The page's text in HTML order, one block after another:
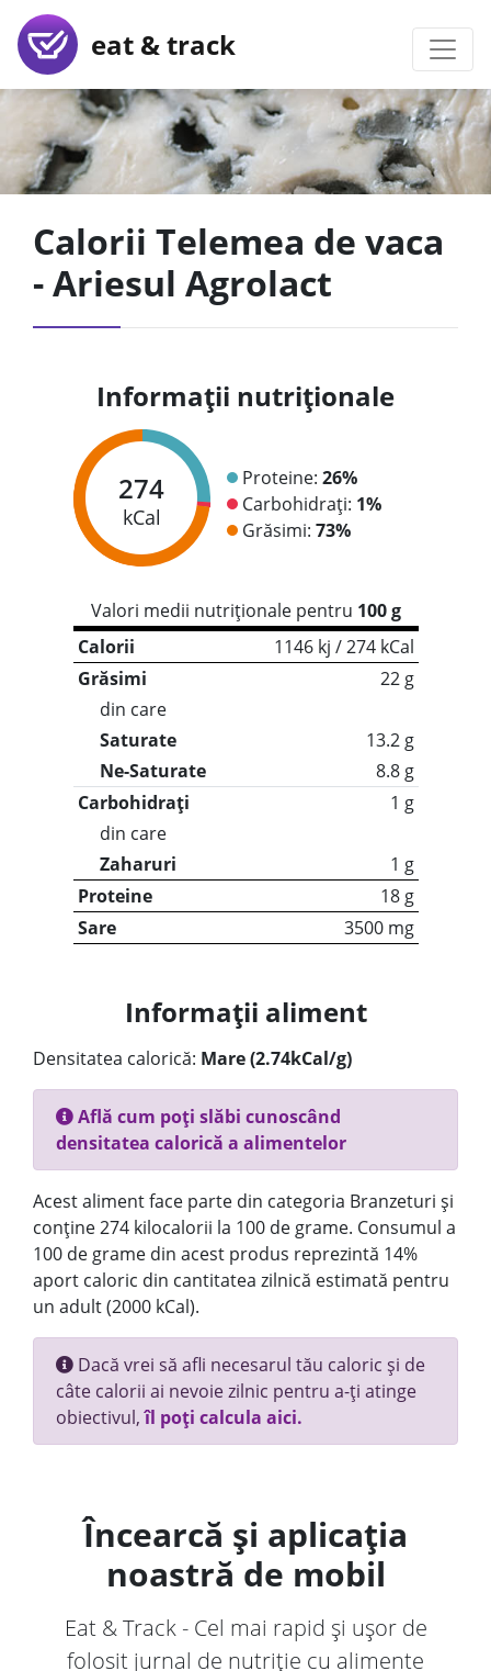
eat & track
Calorii Telemea de vaca
- Ariesul Agrolact
Informații nutriționale
274
kCal
Proteine: 26%
Carbohidrați: 1%
Grăsimi: 73%
Valori medii nutriționale pentru 100 g
Calorii
1146 kj / 274 kCal
Grăsimi
22 g
din care
Saturate
13.2 g
Ne-Saturate
8.8 g
Carbohidrați
1 g
din care
Zaharuri
1 g
Proteine
18 g
Sare
3500 mg
Informații aliment
Densitatea calorică: Mare (2.74kCal/g)
Află cum poți slăbi cunoscând
densitatea calorică a alimentelor
Acest aliment face parte din categoria Branzeturi și
conține 274 kilocalorii la 100 de grame. Consumul a
100 de grame din acest produs reprezintă 14%
aport caloric din cantitatea zilnică estimată pentru
un adult (2000 kCal).
Dacă vrei să afli necesarul tău caloric și de
câte calorii ai nevoie zilnic pentru a-ți atinge
obiectivul,îl poți calcula aici.
Încearcă și aplicația
noastră de mobil
Eat & Track - Cel mai rapid și ușor de
folosit jurnal de nutriție cu alimente